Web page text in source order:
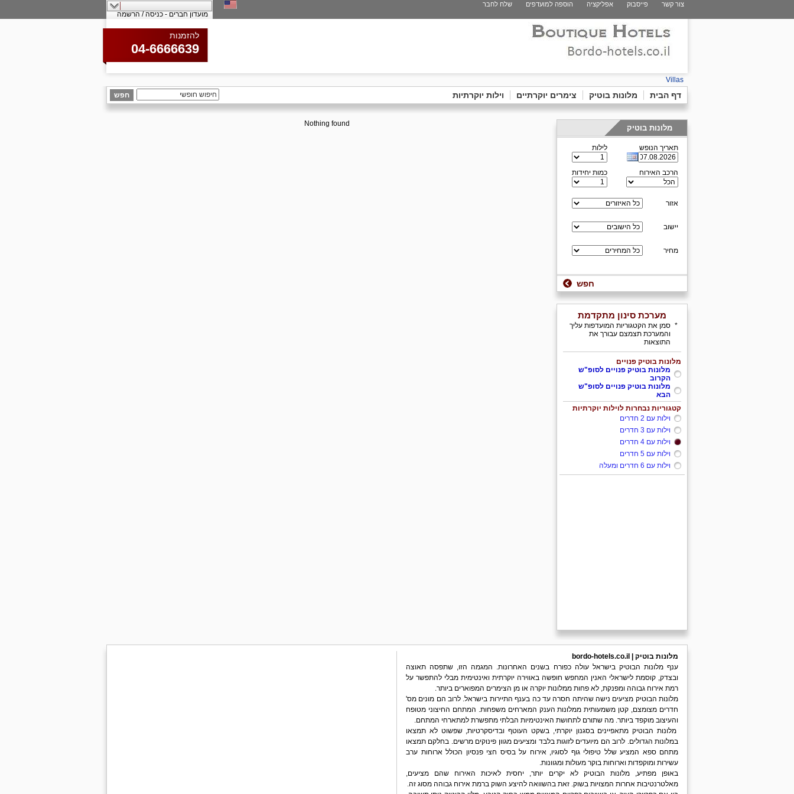
מועדון חברים - כניסה / הרשמה
צור קשר פייסבוק אפליקציה הוספה למועדפים שלח לחבר
להזמנות
04-6666639
Villas
דף הבית מלונות בוטיק צימרים יוקרתיים וילות יוקרתיות חפש
מלונות בוטיק
תאריך הנופש לילות
הרכב האירוח כמות יחידות
אזור
יישוב
מחיר
חפש
מערכת סינון מתקדמת
* סמן את הקטגוריות המועדפות עליך
והמערכת תצמצם עבורך את
התוצאות
מלונות בוטיק פנויים
מלונות בוטיק פנויים לסופ"ש
הקרוב
מלונות בוטיק פנויים לסופ"ש
הבא
קטגוריות נבחרות לוילות יוקרתיות
וילות עם 2 חדרים
וילות עם 3 חדרים
וילות עם 4 חדרים
וילות עם 5 חדרים
וילות עם 6 חדרים ומעלה
Nothing found
מלונות בוטיק | bordo-hotels.co.il
ענף מלונות הבוטיק בישראל עולה כפורח בשנים האחרונות. המגמה הזו, שתפסה תאוצה
ובצדק, קוסמת לישראלי האנין המחפש חופשה באווירה יוקרתית ואינטימית מבלי להתפשר על
רמת אירוח גבוהה ומפנקת, לא פחות ממלונות יוקרה או מן הצימרים המפוארים ביותר.
מלונות הבוטיק מציעים נישה שהיתה חסרה עד כה בענף התיירות בישראל. לרוב הם מונים מס'
חדרים מצומצם, קטן משמעותית ממלונות הענק המארחים משפחות. המתחם החיצוני מטופח
והעיצוב מוקפד ביותר. מה שתורם לתחושת האינטימיות הבלתי מתפשרת למתארחי המתחם.
מלונות הבוטיק מתאפיינים בסגנון יוקרתי, בשקט העוטף ובדיסקרטיות, שפשוט לא תמצאו
במלונות הגדולים. לרוב הם מיועדים לזוגות בלבד ומציעים מגוון פינוקים מרשים. בחלקם תמצאו
מתחם ספא המציע שלל טיפולי גוף לסוגיו, אירוח על בסיס חצי פנסיון הכולל ארוחות ערב
עשירות ומוקפדות וארוחות בוקר מעולות ומגוונות.
באופן מפתיע, מלונות הבוטיק לא יקרים יותר, יחסית לאיכות האירוח שהם מציעים,
מאלטרנטיבות אחרות המצויות בשוק. זאת בהשוואה להיצע השוק ברמת אירוח גבוהה מסוג זה.